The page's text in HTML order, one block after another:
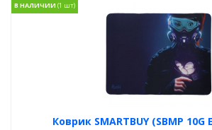
Коврик SMARTBUY (SBMP 10G
В НАЛИЧИИ